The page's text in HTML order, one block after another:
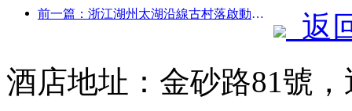
前一篇：浙江湖州太湖沿線古村落啟動改造提升，投資近10億元
返
酒店地址：金砂路81號